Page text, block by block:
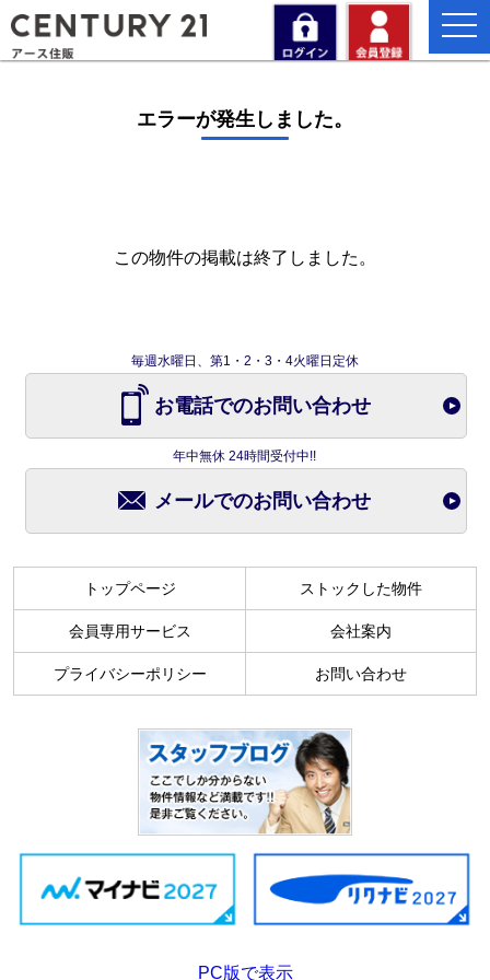
エラーが発生しました。
この物件の掲載は終了しました。
毎週水曜日、第1・2・3・4火曜日定休
お電話でのお問い合わせ
年中無休 24時間受付中!!
メールでのお問い合わせ
トップページ ストックした物件
会員専用サービス 会社案内
プライバシーポリシー お問い合わせ
PC版で表示